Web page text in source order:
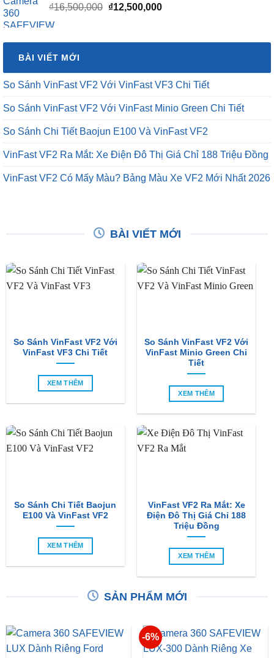
₫16,500,000 Giá
₫16,500,000.
₫12,500,000Giá
là:
BÀI VIẾT MỚI
So Sánh VinFast VF2 Với VinFast VF3 Chi Tiết
So Sánh VinFast VF2 Với VinFast Minio Green Chi Tiết
So Sánh Chi Tiết Baojun E100 Và VinFast VF2
VinFast VF2 Ra Mắt: Xe Điện Đô Thị Giá Chỉ 188 Triệu Đồng
VinFast VF2 Có Mấy Màu? Bảng Màu Xe VF2 Mới Nhất 2026
BÀI VIẾT MỚI
So Sánh VinFast VF2 Với
VinFast VF3 Chi Tiết
XEM THÊM
So Sánh VinFast VF2 Với
VinFast Minio Green Chi
Tiết
XEM THÊM
So Sánh Chi Tiết Baojun
E100 Và VinFast VF2
XEM THÊM
VinFast VF2 Ra Mắt: Xe
Điện Đô Thị Giá Chỉ 188
Triệu Đồng
XEM THÊM
SẢN PHẨM MỚI
-6%